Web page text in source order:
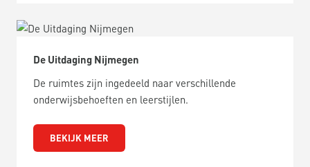
De Uitdaging Nijmegen
De ruimtes zijn ingedeeld naar verschillende
onderwijsbehoeften en leerstijlen.
BEKIJK MEER